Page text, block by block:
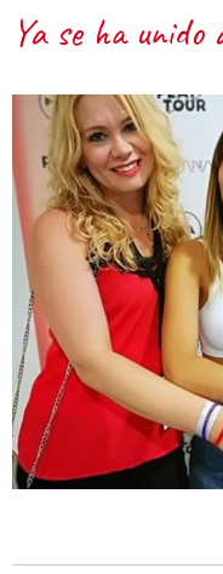
Ya se ha unido